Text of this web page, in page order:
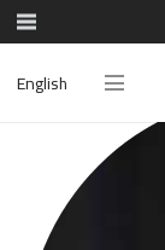
English